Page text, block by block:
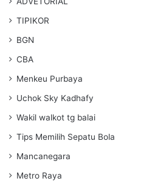
TIPIKOR
BGN
CBA
Menkeu Purbaya
Uchok Sky Kadhafy
Wakil walkot tg balai
Tips Memilih Sepatu Bola
Mancanegara
Metro Raya